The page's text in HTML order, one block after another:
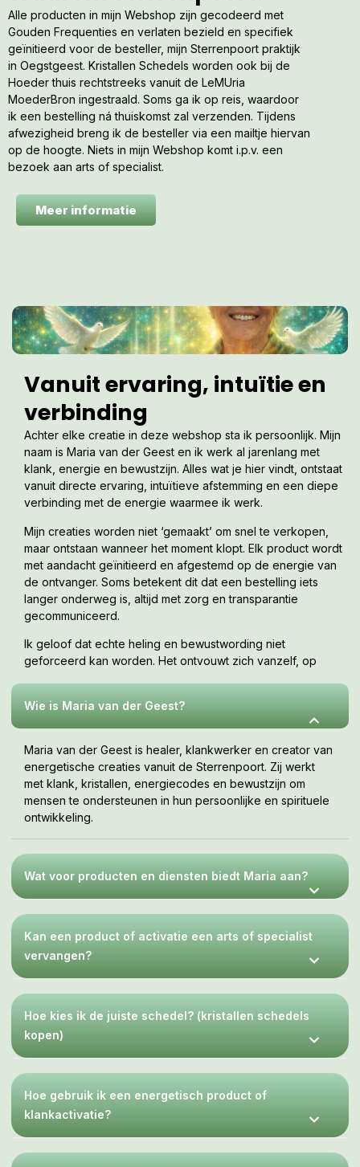
Maria van der Geest
06 5726 7011
Maria@sterrenpoort.com
www.moedermaria.nl
www.mariavandergeest.com
voortvloeit uit de toepassing van de op mijn Blog aanbevolen
producten of werkmethoden en komen nooit in de plaats van
een bezoek aan jouw arts / specialist.
Alle producten in mijn Webshop zijn gecodeerd met
Gouden Frequenties en verlaten bezield en specifiek
geïnitieerd voor de besteller, mijn Sterrenpoort praktijk
in Oegstgeest. Kristallen Schedels worden ook bij de
Hoeder thuis rechtstreeks vanuit de LeMUria
MoederBron ingestraald. Soms ga ik op reis, waardoor
ik een bestelling ná thuiskomst zal verzenden. Tijdens
afwezigheid breng ik de besteller via een mailtje hiervan
op de hoogte. Niets in mijn Webshop komt i.p.v. een
bezoek aan arts of specialist.
Meer informatie
Vanuit ervaring, intuïtie en
verbinding
Achter elke creatie in deze webshop sta ik persoonlijk. Mijn
naam is Maria van der Geest en ik werk al jarenlang met
klank, energie en bewustzijn. Alles wat je hier vindt, ontstaat
vanuit directe ervaring, intuïtieve afstemming en een diepe
verbinding met de energie waarmee ik werk.
Mijn creaties worden niet ‘gemaakt’ om snel te verkopen,
maar ontstaan wanneer het moment klopt. Elk product wordt
met aandacht geïnitieerd en afgestemd op de energie van
de ontvanger. Soms betekent dit dat een bestelling iets
langer onderweg is, altijd met zorg en transparantie
gecommuniceerd.
Ik geloof dat echte heling en bewustwording niet
geforceerd kan worden. Het ontvouwt zich vanzelf, op
Wie is Maria van der Geest?
Maria van der Geest is healer, klankwerker en creator van
energetische creaties vanuit de Sterrenpoort. Zij werkt
met klank, kristallen, energiecodes en bewustzijn om
mensen te ondersteunen in hun persoonlijke en spirituele
ontwikkeling.
Wat voor producten en diensten biedt Maria aan?
Kan een product of activatie een arts of specialist
vervangen?
Hoe kies ik de juiste schedel? (kristallen schedels
kopen)
Hoe gebruik ik een energetisch product of
klankactivatie?